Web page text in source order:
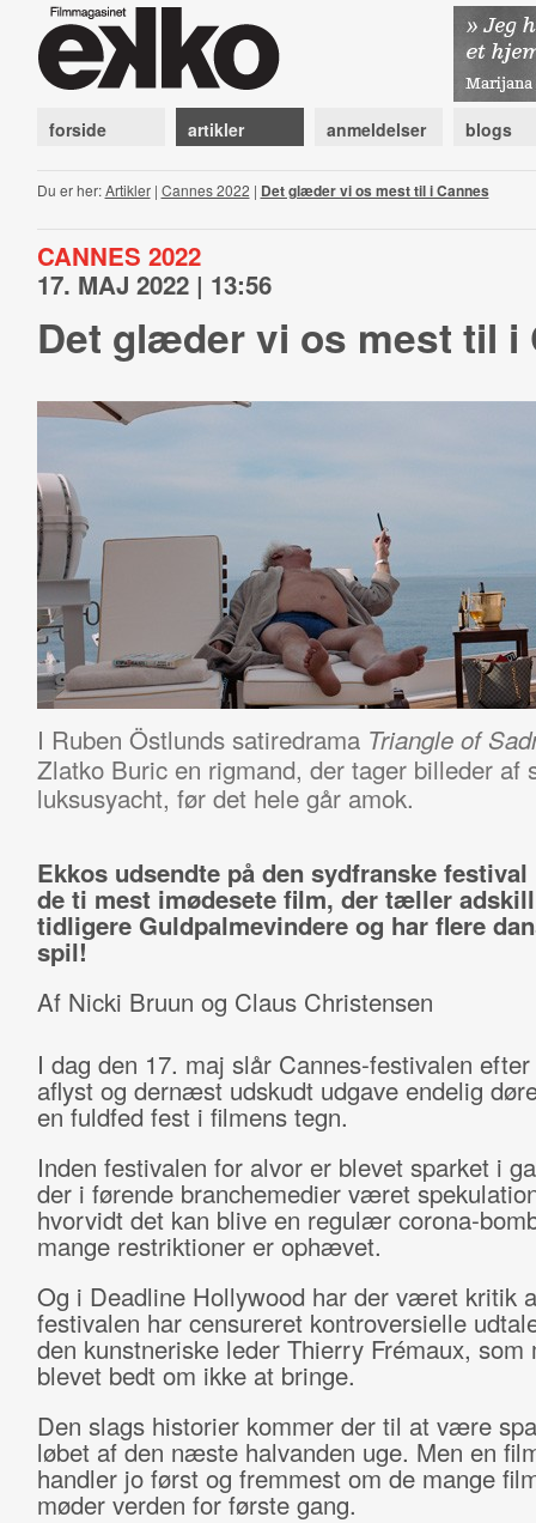
forside artikler anmeldelser blogs
Du er her:Artikler| Cannes 2022 | Det glæder vi os mest til i Cannes
CANNES 2022
17. MAJ 2022 | 13:56
Det glæder vi os mest til i
I Ruben Östlunds satiredrama Triangle of
Zlatko Buric en rigmand, der tager billeder
luksusyacht, før det hele går amok.
Ekkos udsendte på den sydfranske festival
de ti mest imødesete film, der tæller
tidligere Guldpalmevindere og har flere
spil!
Af Nicki Bruun og Claus Christensen
I dag den 17. maj slår Cannes-festivalen
aflyst og dernæst udskudt udgave endelig
en fuldfed fest i filmens tegn.
Inden festivalen for alvor er blevet sparket i
der i førende branchemedier været
hvorvidt det kan blive en regulær corona-
mange restriktioner er ophævet.
Og i Deadline Hollywood har der været kritik
festivalen har censureret kontroversielle
den kunstneriske leder Thierry Frémaux, som
blevet bedt om ikke at bringe.
Den slags historier kommer der til at være
løbet af den næste halvanden uge. Men en
handler jo først og fremmest om de mange
møder verden for første gang.